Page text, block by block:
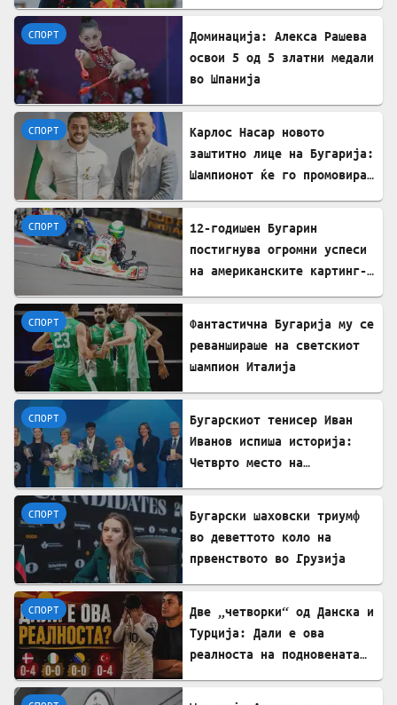
СПОРТ
Доминација: Алекса Рашева
освои 5 од 5 златни медали
во Шпанија
СПОРТ
Карлос Насар новото
заштитно лице на Бугарија:
Шампионот ќе го промовира
СПОРТ
12-годишен Бугарин
постигнува огромни успеси
на американските картинг-
СПОРТ
Фантастична Бугарија му се
реваншираше на светскиот
шампион Италија
СПОРТ
Бугарскиот тенисер Иван
Иванов испиша историја:
Четврто место на
СПОРТ
Бугарски шаховски триумф
во деветтото коло на
првенството во Грузија
СПОРТ
Две „четворки“ од Данска и
Турција: Дали е ова
реалноста на подновената